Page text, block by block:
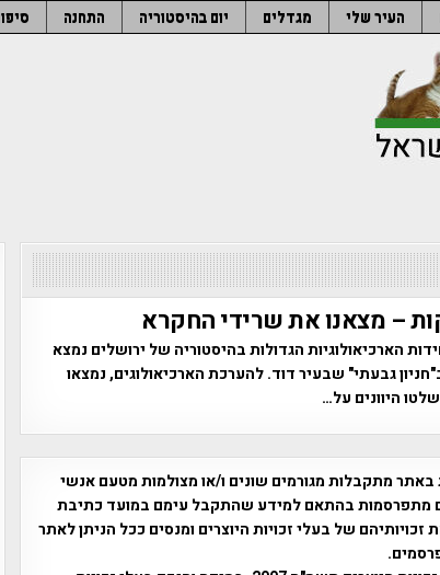
העיר שלי מגדלים יום בהיסטוריה התחנה
– מצאנו את שרידי החקרא
הארכיאולוגיות הגדולות בהיסטוריה של ירושלים נמצא
גבעתי" שבעיר דוד. להערכת הארכיאולוגים, נמצאו
היוונים על…
מתקבלות מגורמים שונים ו/או מצולמות מטעם אנשי
מתפרסמות בהתאם למידע שהתקבל עימם במועד כתיבת
של בעלי זכויות היוצרים ומנסים ככל הניתן לאתר